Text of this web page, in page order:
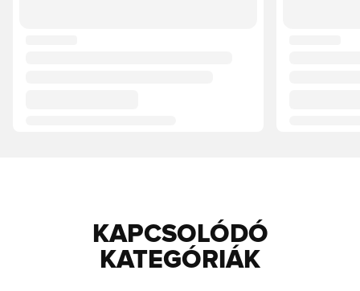
KAPCSOLÓDÓ
KATEGÓRIÁK